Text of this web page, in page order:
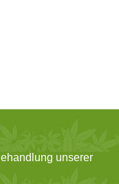
unserer